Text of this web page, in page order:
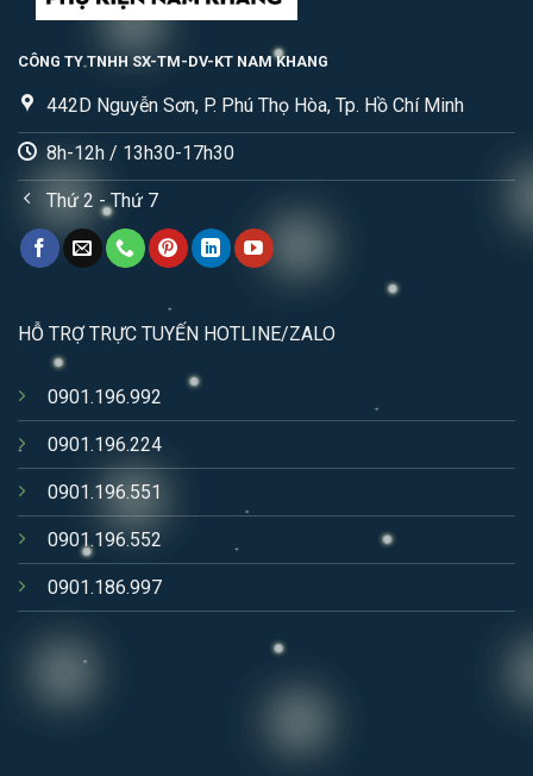
CÔNG TY TNHH SX-TM-DV-KT NAM KHANG
442D Nguyễn Sơn, P. Phú Thọ Hòa, Tp. Hồ Chí Minh
8h-12h / 13h30-17h30
Thứ 2 - Thứ 7
HỖ TRỢ TRỰC TUYẾN HOTLINE/ZALO
0901.196.992
0901.196.224
0901.196.551
0901.196.552
0901.186.997